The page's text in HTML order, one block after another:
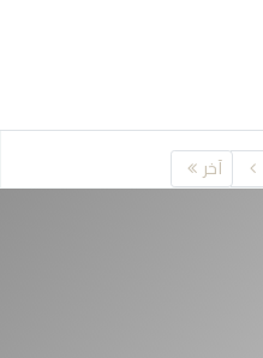
آخر